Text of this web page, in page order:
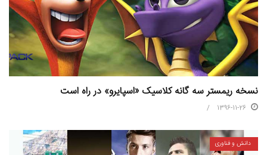
نسخه ريمستر سه گانه کلاسیک «اسپایرو» در راه است
1396-11-26
دانش و فناوری